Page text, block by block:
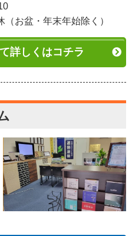
お盆・年末年始除く）
詳しくはコチラ